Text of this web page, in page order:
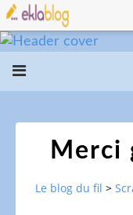
Merci
Le blog du fil >